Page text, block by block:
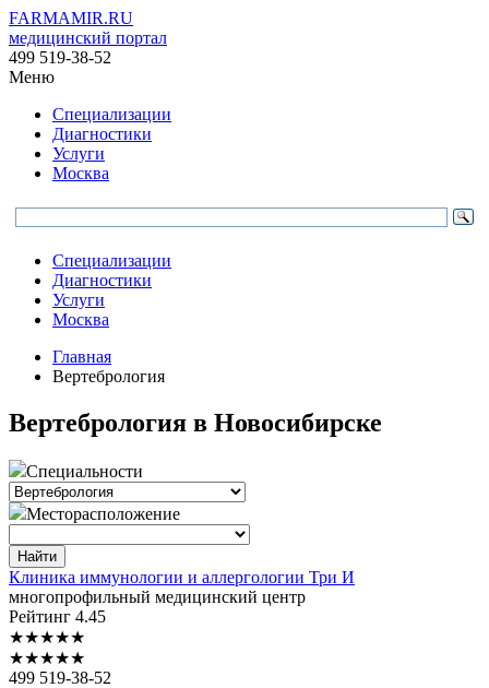
FARMAMIR.RU
медицинский портал
499 519-38-52
Меню
Специализации
Диагностики
Услуги
Москва
Специализации
Диагностики
Услуги
Москва
Главная
Вертебрология
Вертебрология в Новосибирске
Специальности
Месторасположение
Найти
Клиника иммунологии и аллергологии Три И
многопрофильный медицинский центр
Рейтинг 4.45
★★★★★
★★★★★
499 519-38-52